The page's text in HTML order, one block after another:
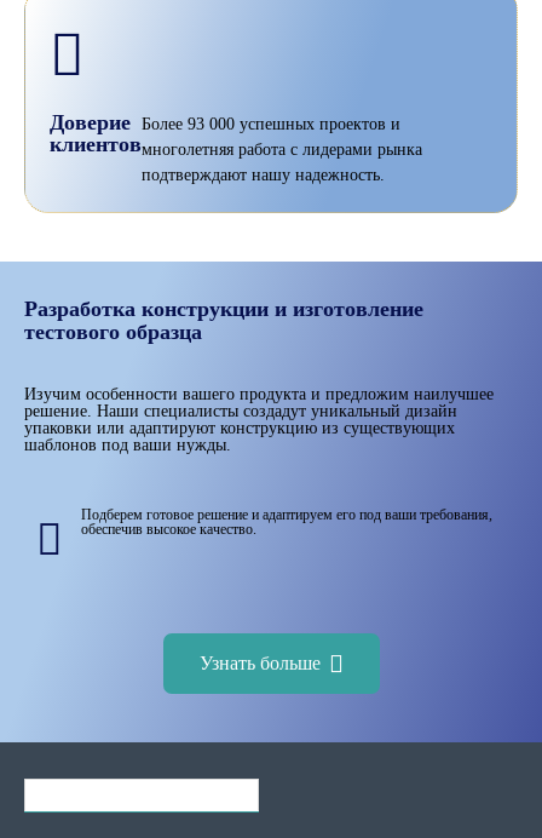
Доверие
клиентов
Более 93 000 успешных проектов и
многолетняя работа с лидерами рынка
подтверждают нашу надежность.
Разработка конструкции и изготовление
тестового образца
Изучим особенности вашего продукта и предложим наилучшее
решение. Наши специалисты создадут уникальный дизайн
упаковки или адаптируют конструкцию из существующих
шаблонов под ваши нужды.
Подберем готовое решение и адаптируем его под ваши требования,
обеспечив высокое качество.
Узнать больше